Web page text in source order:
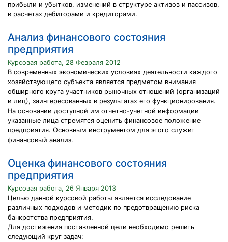
прибыли и убытков, изменений в структуре активов и пассивов,
в расчетах дебиторами и кредиторами.
Анализ финансового состояния
предприятия
Курсовая работа, 28 Февраля 2012
В современных экономических условиях деятельности каждого
хозяйствующего субъекта является предметом внимания
обширного круга участников рыночных отношений (организаций
и лиц), заинтересованных в результатах его функционирования.
На основании доступной им отчетно-учетной информации
указанные лица стремятся оценить финансовое положение
предприятия. Основным инструментом для этого служит
финансовый анализ.
Оценка финансового состояния
предприятия
Курсовая работа, 26 Января 2013
Целью данной курсовой работы является исследование
различных подходов и методик по предотвращению риска
банкротства предприятия.
Для достижения поставленной цели необходимо решить
следующий круг задач: